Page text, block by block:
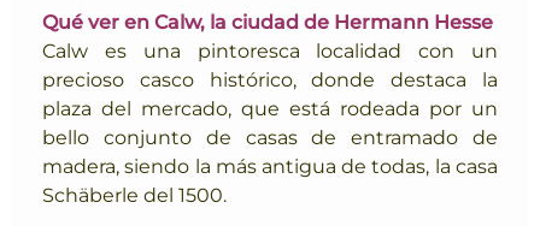
Qué ver en Calw, la ciudad de Hermann Hesse
Calw es una pintoresca localidad con un
precioso casco histórico, donde destaca la
plaza del mercado, que está rodeada por un
bello conjunto de casas de entramado de
madera, siendo la más antigua de todas, la casa
Schäberle del 1500.